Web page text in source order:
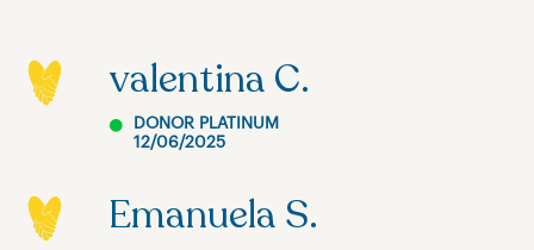
valentina C.
DONOR PLATINUM
12/06/2025
Emanuela S.